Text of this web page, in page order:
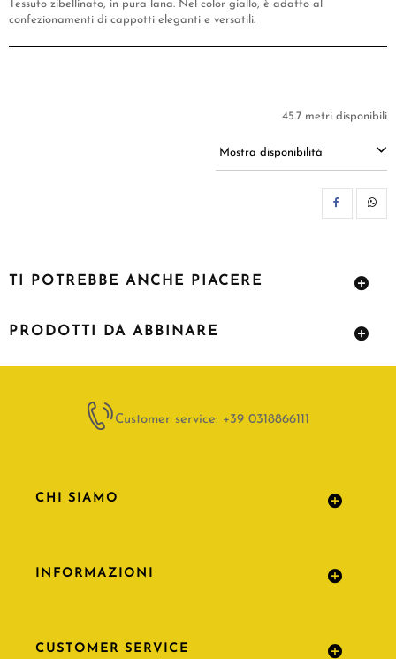
Tessuto zibellinato, in pura lana. Nel color giallo, è adatto al
confezionamenti di cappotti eleganti e versatili.
45.7 metri disponibili
Mostra disponibilità
TI POTREBBE ANCHE PIACERE
PRODOTTI DA ABBINARE
Customer service: +39 0318866111
CHI SIAMO
INFORMAZIONI
CUSTOMER SERVICE